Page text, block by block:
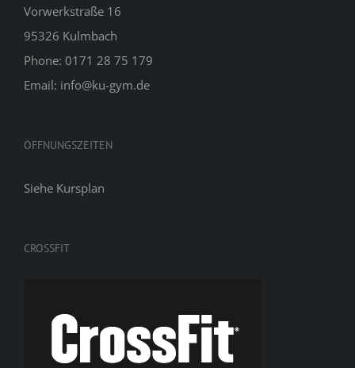
Vorwerkstraße 16
95326 Kulmbach
Phone: 0171 28 75 179
Email: info@ku-gym.de
ÖFFNUNGSZEITEN
Siehe Kursplan
CROSSFIT